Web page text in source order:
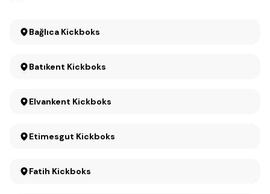
Bağlıca Kickboks
Batıkent Kickboks
Elvankent Kickboks
Etimesgut Kickboks
Fatih Kickboks